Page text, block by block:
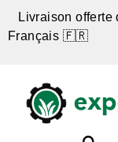
Livraison
Français 🇫🇷